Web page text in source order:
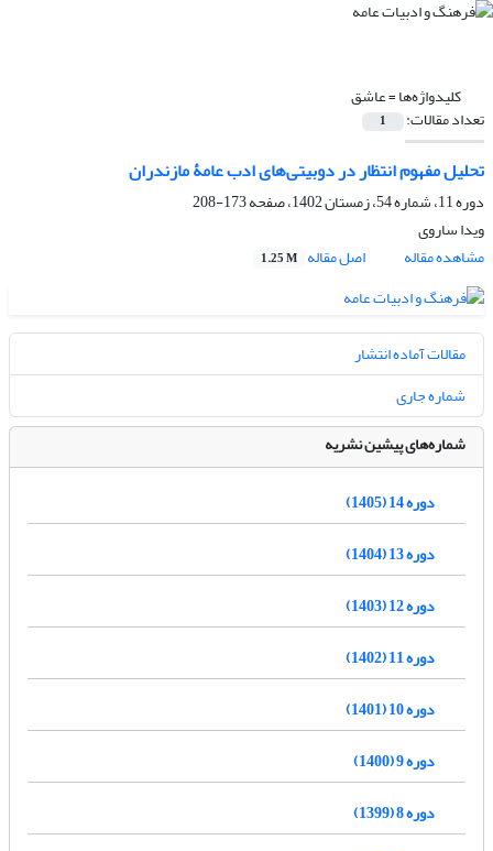
کلیدواژه‌ها =عاشق
تعداد مقالات: 1
تحلیل مفهوم انتظار در دوبیتی‌های ادب عامۀ مازندران
دوره 11، شماره 54، زمستان 1402، صفحه
173-208
ویدا ساروی
مشاهده مقاله
اصل مقاله 1.25 M
مقالات آماده انتشار
شماره جاری
شماره‌های پیشین نشریه
دوره 14 (1405)
دوره 13 (1404)
دوره 12 (1403)
دوره 11 (1402)
دوره 10 (1401)
دوره 9 (1400)
دوره 8 (1399)